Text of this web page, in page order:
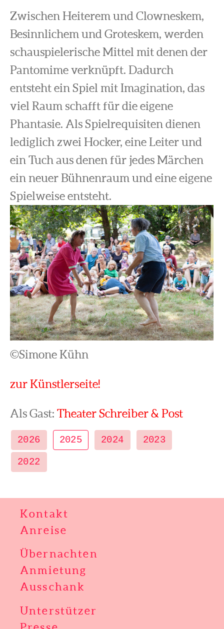
Zwischen Heiterem und Clowneskem,
Besinnlichem und Groteskem, werden
schauspielerische Mittel mit denen der
Pantomime verknüpft. Dadurch
entsteht ein Spiel mit Imagination, das
viel Raum schafft für die eigene
Phantasie. Als Spielrequisiten dienen
lediglich zwei Hocker, eine Leiter und
ein Tuch aus denen für jedes Märchen
ein neuer Bühnenraum und eine eigene
Spielweise entsteht.
©Simone Kühn
zur Künstlerseite!
Als Gast: Theater Schreiber & Post
2026 2025 2024
2023
2022
Kontakt
Anreise
Übernachten
Anmietung
Ausschank
Unterstützer